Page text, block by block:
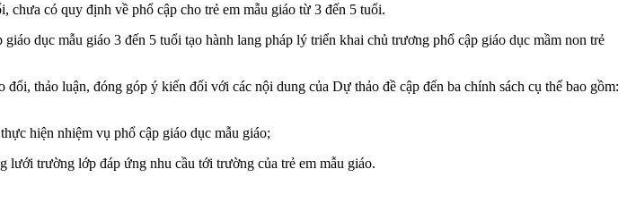
có quy định về phổ cập cho trẻ em mẫu giáo từ 3 đến 5 tuổi.
dục mẫu giáo 3 đến 5 tuổi tạo hành lang pháp lý triển khai chủ trương phổ cập giáo dục mầm non trẻ
thảo luận, đóng góp ý kiến đối với các nội dung của Dự thảo đề cập đến ba chính sách cụ thể bao gồm:
hiện nhiệm vụ phổ cập giáo dục mẫu giáo;
lưới trường lớp đáp ứng nhu cầu tới trường của trẻ em mẫu giáo.